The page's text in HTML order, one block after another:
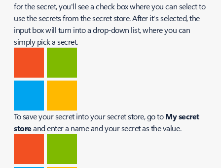
for the secret, you'll see a check box where you can select to
use the secrets from the secret store. After it's selected, the
input box will turn into a drop-down list, where you can
simply pick a secret.
To save your secret into your secret store, go toMy secret
storeand enter a name and your secret as the value.